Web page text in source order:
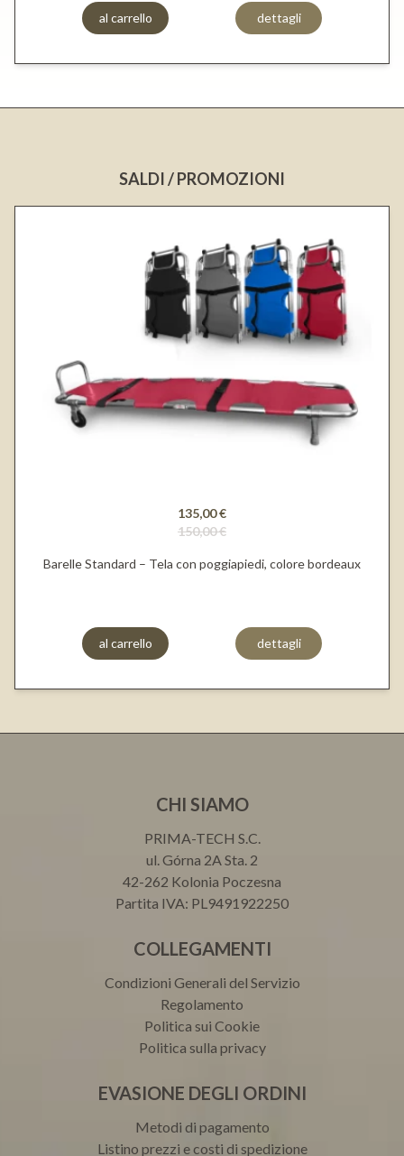
al carrello dettagli
SALDI / PROMOZIONI
135,00 €
150,00 €
Barelle Standard – Tela con poggiapiedi, colore bordeaux
al carrello dettagli
CHI SIAMO
PRIMA-TECH S.C.
ul. Górna 2A Sta. 2
42-262 Kolonia Poczesna
Partita IVA: PL9491922250
COLLEGAMENTI
Condizioni Generali del Servizio
Regolamento
Politica sui Cookie
Politica sulla privacy
EVASIONE DEGLI ORDINI
Metodi di pagamento
Listino prezzi e costi di spedizione